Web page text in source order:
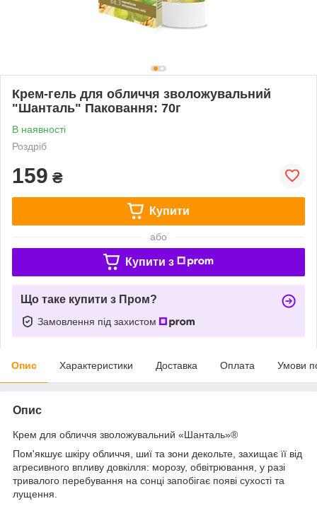
Крем-гель для обличчя зволожувальний
"Шанталь" Паковання: 70г
В наявності
Роздріб
159 ₴
Купити
або
Купити з
Що таке купити з Пром?
Замовлення під захистом
Опис Характеристики Доставка Оплата Умови
Опис
Крем для обличчя зволожувальний «Шанталь»®
Пом'якшує шкіру обличчя, шиї та зони декольте, захищає її від
агресивного впливу довкілля: морозу, обвітрювання, у разі
тривалого перебування на сонці запобігає появі сухості та
лущення.